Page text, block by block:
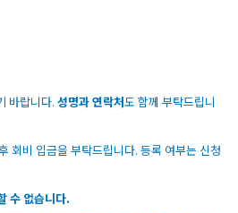
바랍니다. 성명과 연락처도 함께 부탁드립니
회비 입금을 부탁드립니다. 등록 여부는 신청
수 없습니다.